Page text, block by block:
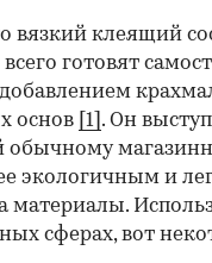
/ 00:00
вязкий клеящий
готовят
основ [1] . Он
обычному
экологичным и
материалы.
сферах, вот